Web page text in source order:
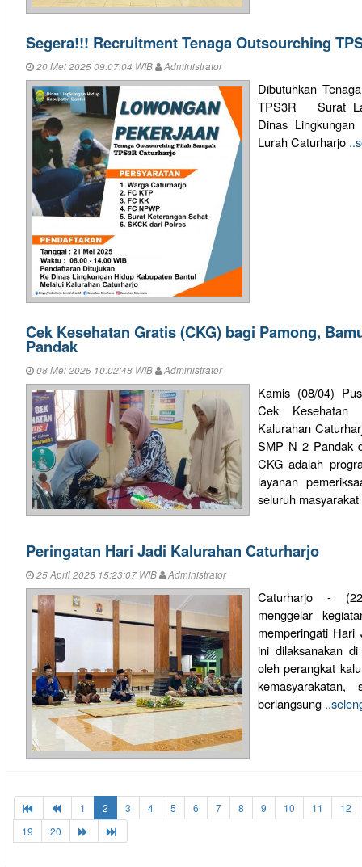
Segera!!! Recruitment Tenaga Outsourching
20 Mei 2025 09:07:04 WIB Administrator
Dibutuhkan
TPS3R Surat
Dinas
Lurah Caturharjo
Cek Kesehatan Gratis (CKG) bagi Pamong,
Pandak
08 Mei 2025 10:02:48 WIB Administrator
Kamis (08/04)
Cek Kesehatan
Kalurahan
SMP N 2 Pandak
CKG adalah
layanan
seluruh masyarakat
Peringatan Hari Jadi Kalurahan Caturharjo
25 April 2025 15:23:07 WIB Administrator
Caturharjo -
menggelar
memperingati
ini dilaksanakan
oleh perangkat
berlangsung
1 2 3 4 5 6 7 8 9 10 11
12
19
20